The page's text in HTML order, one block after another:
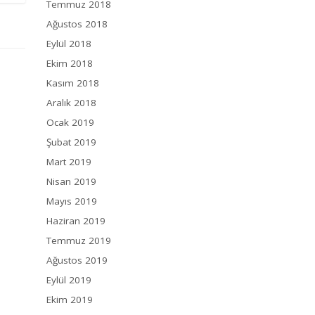
Temmuz 2018
Ağustos 2018
Eylül 2018
Ekim 2018
Kasım 2018
Aralık 2018
Ocak 2019
Şubat 2019
Mart 2019
Nisan 2019
Mayıs 2019
Haziran 2019
Temmuz 2019
Ağustos 2019
Eylül 2019
Ekim 2019